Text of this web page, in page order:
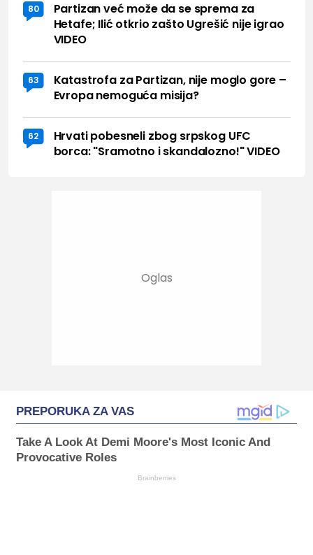
80
Partizan već može da se sprema za
Hetafe; Ilić otkrio zašto Ugrešić nije igrao
VIDEO
63
Katastrofa za Partizan, nije moglo gore –
Evropa nemoguća misija?
62
Hrvati pobesneli zbog srpskog UFC
borca: "Sramotno i skandalozno!" VIDEO
PREPORUKA ZA VAS
Take A Look At Demi Moore's Most Iconic And
Provocative Roles
Brainberries